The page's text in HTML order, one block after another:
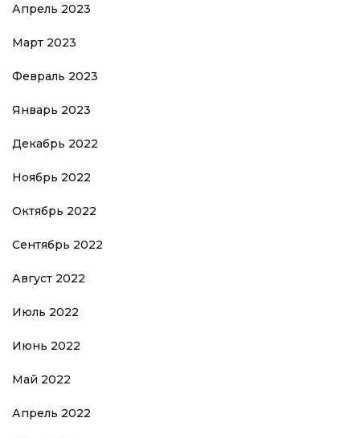
Апрель 2023
Март 2023
Февраль 2023
Январь 2023
Декабрь 2022
Ноябрь 2022
Октябрь 2022
Сентябрь 2022
Август 2022
Июль 2022
Июнь 2022
Май 2022
Апрель 2022